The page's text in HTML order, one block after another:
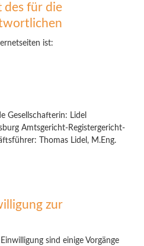
des für die
ist:
Gesellschafterin: Lidel
Amtsgericht-Registergericht-
Thomas Lidel, M.Eng.
zur
sind einige Vorgänge